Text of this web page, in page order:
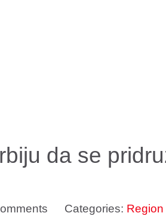
da se
Categories: Region